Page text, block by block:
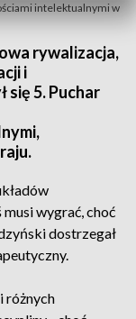
intelektualnymi w
rywalizacja,
i
się 5. Puchar
wygrać, choć
dostrzegał
różnych